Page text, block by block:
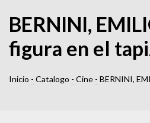
BERNINI,
figura en el
Inicio - Catalogo - Cine - BERNINI,